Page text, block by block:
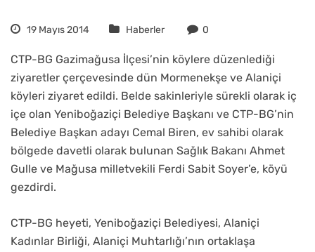
19 Mayıs 2014 Haberler 0
CTP-BG Gazimağusa İlçesi’nin köylere düzenlediği
ziyaretler çerçevesinde dün Mormenekşe ve Alaniçi
köyleri ziyaret edildi. Belde sakinleriyle sürekli olarak iç
içe olan Yeniboğaziçi Belediye Başkanı ve CTP-BG’nin
Belediye Başkan adayı Cemal Biren, ev sahibi olarak
bölgede davetli olarak bulunan Sağlık Bakanı Ahmet
Gulle ve Mağusa milletvekili Ferdi Sabit Soyer’e, köyü
gezdirdi.
CTP-BG heyeti, Yeniboğaziçi Belediyesi, Alaniçi
Kadınlar Birliği, Alaniçi Muhtarlığı’nın ortaklaşa